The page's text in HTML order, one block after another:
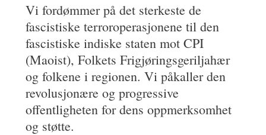
Vi fordømmer på det sterkeste de
fascistiske terroroperasjonene til den
fascistiske indiske staten mot CPI
(Maoist), Folkets Frigjøringsgeriljahær
og folkene i regionen. Vi påkaller den
revolusjonære og progressive
offentligheten for dens oppmerksomhet
og støtte.